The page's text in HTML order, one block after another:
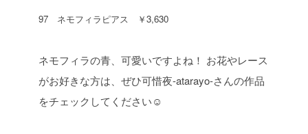
97 ネモフィラピアス ￥3,630
ネモフィラの青、可愛いですよね！ お花やレース
がお好きな方は、ぜひ可惜夜-atarayo-さんの作品
をチェックしてください☺